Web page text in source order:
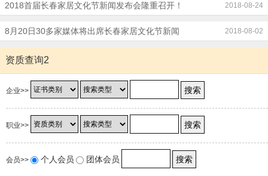
2018首届长春家居文化节新闻发布会隆重召开！ 2018-08-24
8月20日30多家媒体将出席长春家居文化节新闻
发布会
2018-08-02
资质查询2
企业>>
职业>>
会员>> 个人会员 团体会员